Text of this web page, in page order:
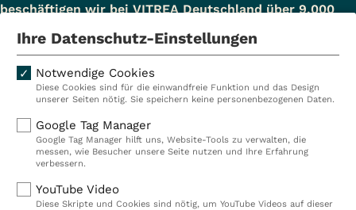
beschäftigen wir bei VITREA Deutschland über 9.000
Kliniken
Ambulant
Reha
Prävention
Karriere
VITREA Deutschland
Ihre Datenschutz-Einstellungen
Notwendige Cookies
Diese Cookies sind für die einwandfreie Funktion und das Design
unserer Seiten nötig. Sie speichern keine personenbezogenen Daten.
Google Tag Manager
Google Tag Manager hilft uns, Website-Tools zu verwalten, die
messen, wie Besucher unsere Seite nutzen und Ihre Erfahrung
verbessern.
YouTube Video
Diese Skripte und Cookies sind nötig, um YouTube Videos auf dieser